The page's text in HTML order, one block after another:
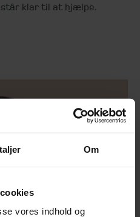
Om
vores indhold og
står klar til at hjælpe.